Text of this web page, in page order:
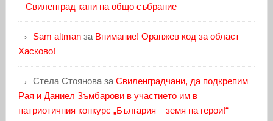
– Свиленград кани на общо събрание
Sam altmanза Внимание! Оранжев код за област
Хасково!
Стела Стояноваза Свиленградчани, да подкрепим
Рая и Даниел Зъмбарови в участието им в
патриотичния конкурс „България – земя на герои!“